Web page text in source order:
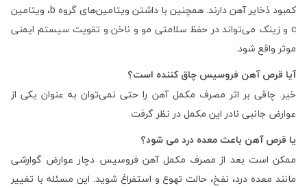
کمبود ذخایر آهن دارند. همچنین با داشتن ویتامین‌های گروه b، ویتامین
c و زینک می‌تواند در حفظ سلامتی مو و ناخن و تقویت سیستم ایمنی
موثر واقع شود.
آیا قرص آهن فروسیس چاق کننده است؟
خیر. چاقی بر اثر مصرف مکمل آهن را حتی نمی‌توان به عنوان یکی از
عوارض جانبی نادر این مکمل در نظر گرفت.
یا قرص آهن باعث معده درد می شود؟
ممکن است بعد از مصرف مکمل آهن فروسیس دچار عوارض گوارشی
مانند معده درد، نفخ، حالت تهوع و استفراغ شوید. این مسئله با تغییر